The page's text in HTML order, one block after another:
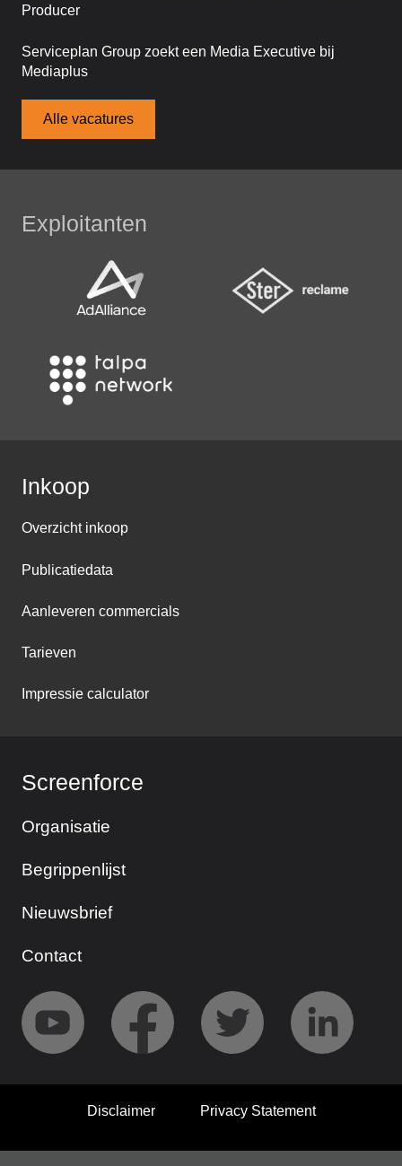
Producer
Serviceplan Group zoekt een Media Executive bij
Mediaplus
Alle vacatures
Exploitanten
Inkoop
Overzicht inkoop
Publicatiedata
Aanleveren commercials
Tarieven
Impressie calculator
Screenforce
Organisatie
Begrippenlijst
Nieuwsbrief
Contact
Disclaimer Privacy Statement